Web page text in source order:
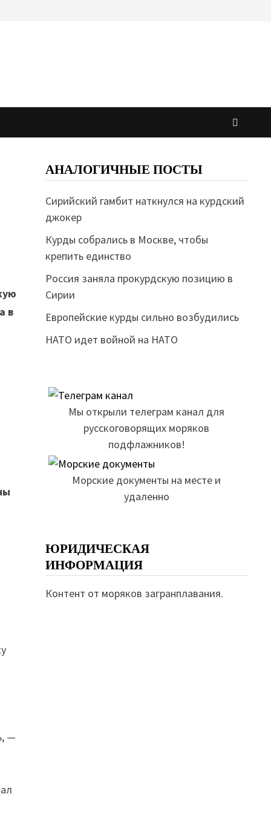
в
—
АНАЛОГИЧНЫЕ ПОСТЫ
Сирийский гамбит наткнулся на курдский
джокер
Курды собрались в Москве, чтобы
крепить единство
Россия заняла прокурдскую позицию в
Сирии
Европейские курды сильно возбудились
НАТО идет войной на НАТО
Мы открыли телеграм канал для
русскоговорящих моряков
подфлажников!
Морские документы на месте и
удаленно
ЮРИДИЧЕСКАЯ
ИНФОРМАЦИЯ
Контент от моряков загранплавания.